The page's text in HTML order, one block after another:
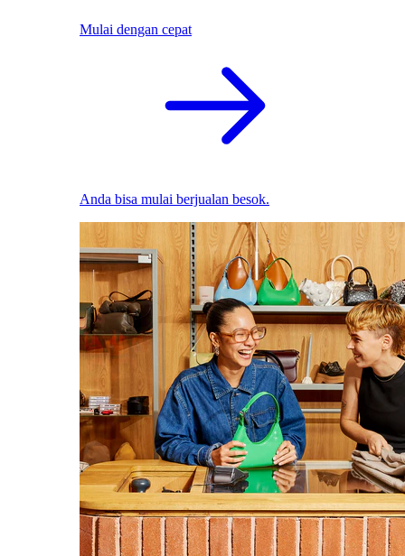
Mulai dengan cepat
Anda bisa mulai berjualan besok.